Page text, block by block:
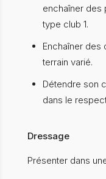
enchaîner des
type club 1.
Enchaîner des
terrain varié.
Détendre son
dans le
Dressage
Présenter dans